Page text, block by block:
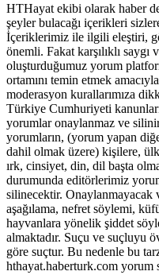
HTHayat ekibi olarak haber
şeyler bulacağı içerikleri
İçeriklerimiz ile ilgili eleştiri,
önemli. Fakat karşılıklı
oluşturduğumuz yorum
ortamını temin etmek
moderasyon kurallarımıza
Türkiye Cumhuriyeti
yorumlar onaylanmaz ve
yorumların, (yorum yapan
dahil olmak üzere) kişilere,
ırk, cinsiyet, din, dil başta
durumunda editörlerimiz
silinecektir. Onaylanmayacak
aşağılama, nefret söylemi,
hayvanlara yönelik şiddet
almaktadır. Suçu ve suçluyu
göre suçtur. Bu nedenle bu
hthayat.haberturk.com yorum